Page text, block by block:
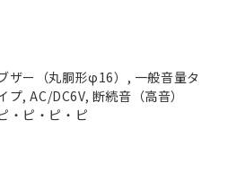
ザー（丸胴形φ16）, 一般音量タ
プ, AC/DC6V, 断続音（高音）
・ピ・ピ・ピ